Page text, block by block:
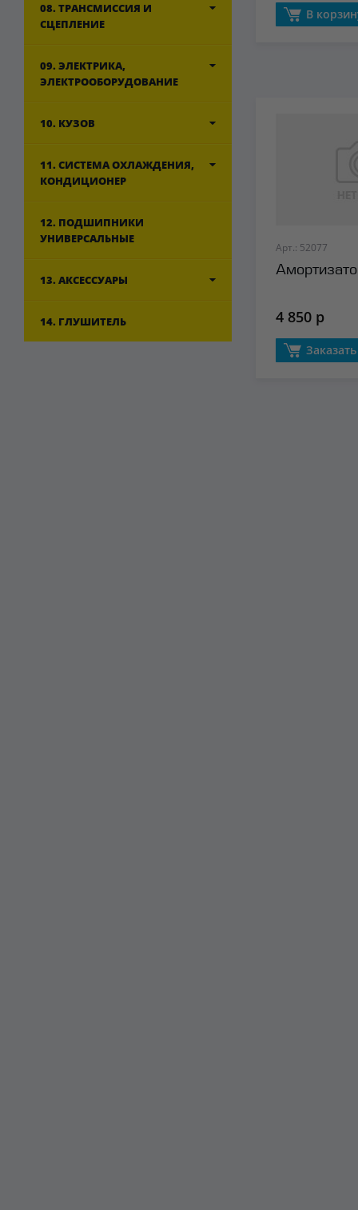
08. ТРАНСМИССИЯ И
СЦЕПЛЕНИЕ
09. ЭЛЕКТРИКА,
ЭЛЕКТРООБОРУДОВАНИЕ
10. КУЗОВ
11. СИСТЕМА ОХЛАЖДЕНИЯ,
КОНДИЦИОНЕР
12. ПОДШИПНИКИ
УНИВЕРСАЛЬНЫЕ
13. АКСЕССУАРЫ
14. ГЛУШИТЕЛЬ
В
Арт.: 52077
4 850 р
Заказать